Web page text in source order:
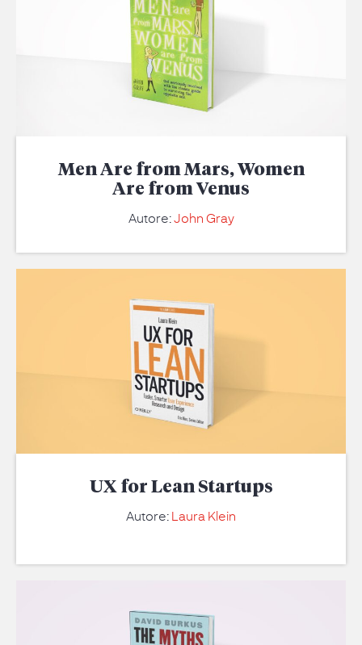
Men Are from Mars, Women
Are from Venus
Autore:John Gray
UX for Lean Startups
Autore:Laura Klein